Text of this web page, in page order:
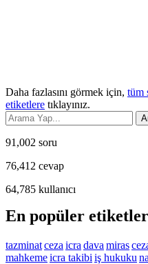
Daha fazlasını görmek için, tüm
etiketlere tıklayınız.
91,002 soru
76,412 cevap
64,785 kullanıcı
En popüler etiketler
tazminatceza icra dava miras
mahkemeicra takibi iş hukuku